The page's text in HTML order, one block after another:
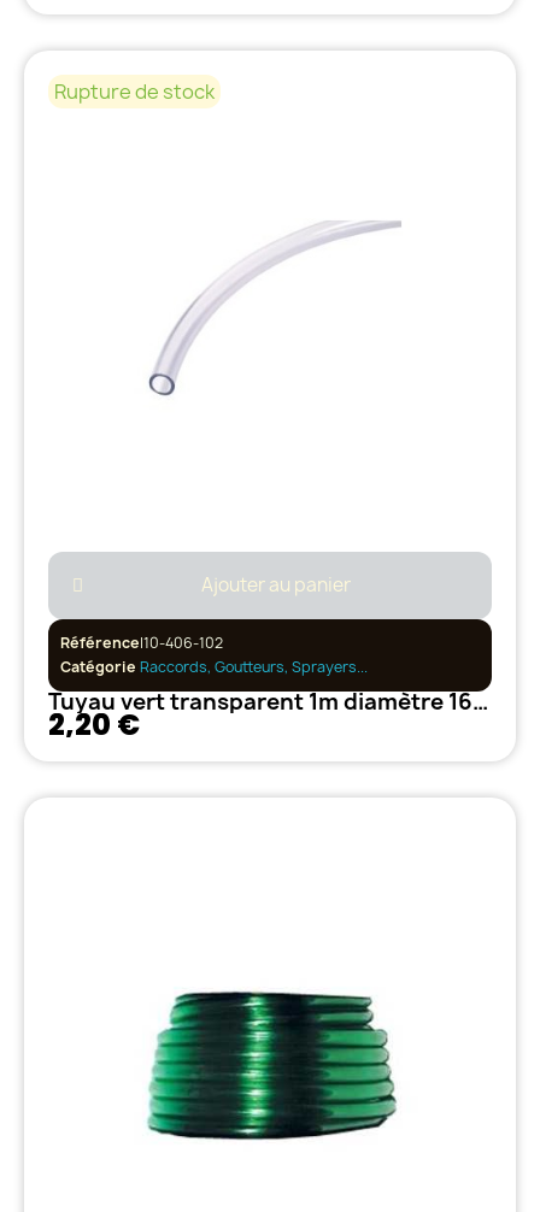
Rupture de stock
Ajouter au panier
RéférenceI10-406-102
Catégorie Raccords, Goutteurs, Sprayers...
Tuyau vert transparent 1m diamètre 16-22
2,20 €